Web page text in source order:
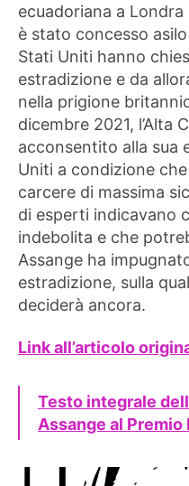
ecuadoriana a
è stato concesso
Stati Uniti hanno
estradizione e da
nella prigione
dicembre 2021, l’Alta
acconsentito alla sua
Uniti a condizione
carcere di massima
di esperti indicavano
indebolita e che
Assange ha
estradizione, sulla
deciderà ancora.
Link all’articolo
Testo integrale
Assange al Premio